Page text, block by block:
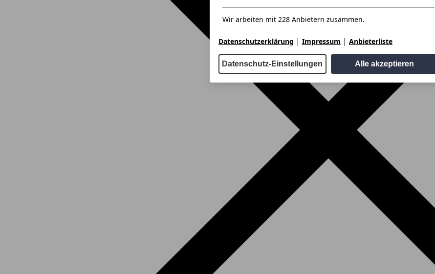
Wir arbeiten mit 228 Anbietern zusammen.
Datenschutzerklärung | Impressum | Anbieterliste
Datenschutz-Einstellungen Alle akzeptieren